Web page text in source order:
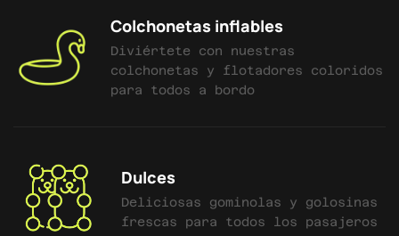
Colchonetas inflables
Diviértete con nuestras
colchonetas y flotadores coloridos
para todos a bordo
Dulces
Deliciosas gominolas y golosinas
frescas para todos los pasajeros